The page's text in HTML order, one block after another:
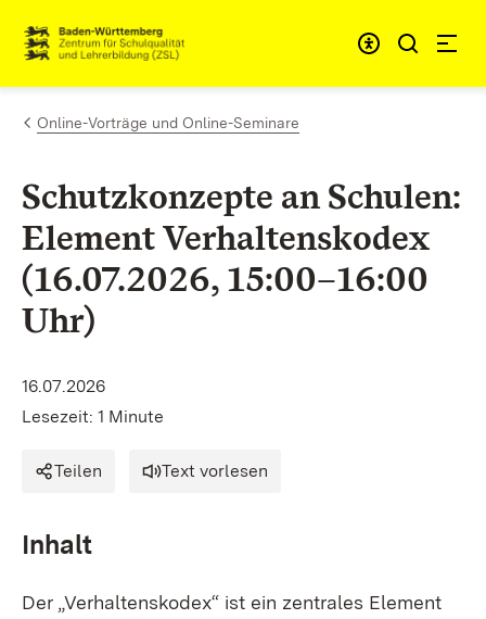
Zum Inhalt springen
Link zur Startseite
Online-Vorträge und Online-Seminare
Schutzkonzepte an Schulen:
Element Verhaltenskodex
(16.07.2026, 15:00–16:00
Uhr)
16.07.2026
Lesezeit: 1 Minute
Teilen Text vorlesen
Inhalt
Der „Verhaltenskodex“ ist ein zentrales Element